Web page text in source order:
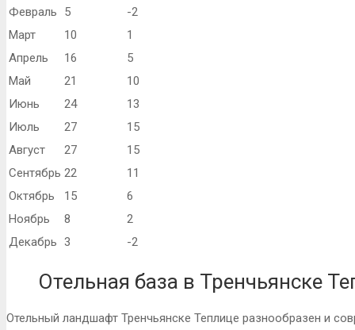
Февраль
5
-2
Март
10
1
Апрель
16
5
Май
21
10
Июнь
24
13
Июль
27
15
Август
27
15
Сентябрь 22
11
Октябрь
15
6
Ноябрь
8
2
Декабрь 3 -2
Отельная база в Тренчьянске
Отельный ландшафт Тренчьянске Теплице разнообразен и